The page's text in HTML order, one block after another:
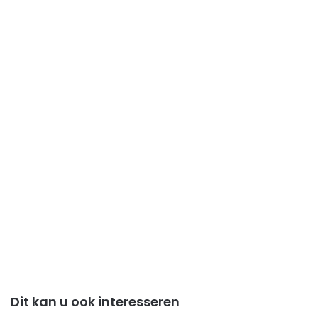
Dit kan u ook interesseren